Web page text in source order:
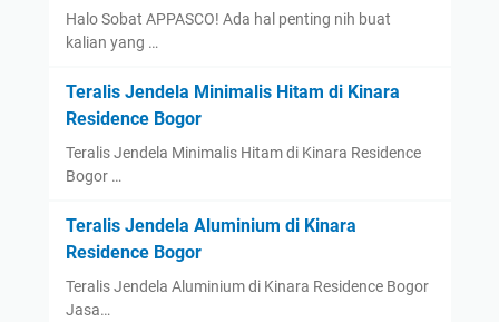
Halo Sobat APPASCO! Ada hal penting nih buat
kalian yang …
Teralis Jendela Minimalis Hitam di Kinara
Residence Bogor
Teralis Jendela Minimalis Hitam di Kinara Residence
Bogor …
Teralis Jendela Aluminium di Kinara
Residence Bogor
Teralis Jendela Aluminium di Kinara Residence Bogor
Jasa…